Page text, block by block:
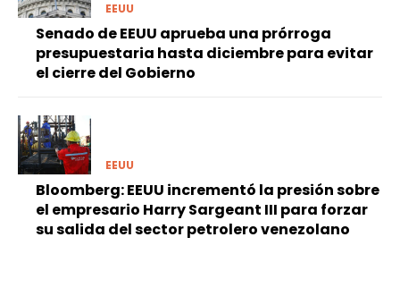
EEUU
Senado de EEUU aprueba una prórroga
presupuestaria hasta diciembre para evitar
el cierre del Gobierno
EEUU
Bloomberg: EEUU incrementó la presión sobre
el empresario Harry Sargeant III para forzar
su salida del sector petrolero venezolano